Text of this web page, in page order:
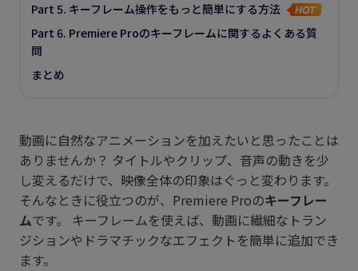
Part 5. キーフレーム操作をもっと簡単にする方法
Part 6. Premiere Proのキーフレームに関するよくある質
問
まとめ
動画に自然なアニメーションを加えたいと思ったことは
ありませんか？ タイトルやクリップ、音声の動きを少
し変えるだけで、映像全体の印象はぐっと変わります。
そんなときに役立つのが、Premiere Proのキーフレー
ムです。 キーフレームを使えば、動画に繊細なトラン
ジションやドラマチックなエフェクトを簡単に追加でき
ます。